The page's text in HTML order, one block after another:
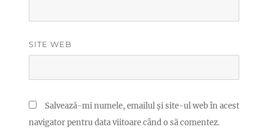
SITE WEB
Salvează-mi numele, emailul și site-ul web în acest
navigator pentru data viitoare când o să comentez.